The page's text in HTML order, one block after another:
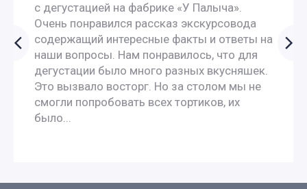
Интересные экскурсии для 5 класса в Москве
Интересные экскурсии для школьников 6 класса в
Москве
с дегустацией на фабрике «У Палыча».
Очень понравился рассказ экскурсовода
содержащий интересные факты и ответы на
наши вопросы. Нам понравилось, что для
дегустации было много разных вкусняшек.
Это вызвало восторг. Но за столом мы не
смогли попробовать всех тортиков, их
было...